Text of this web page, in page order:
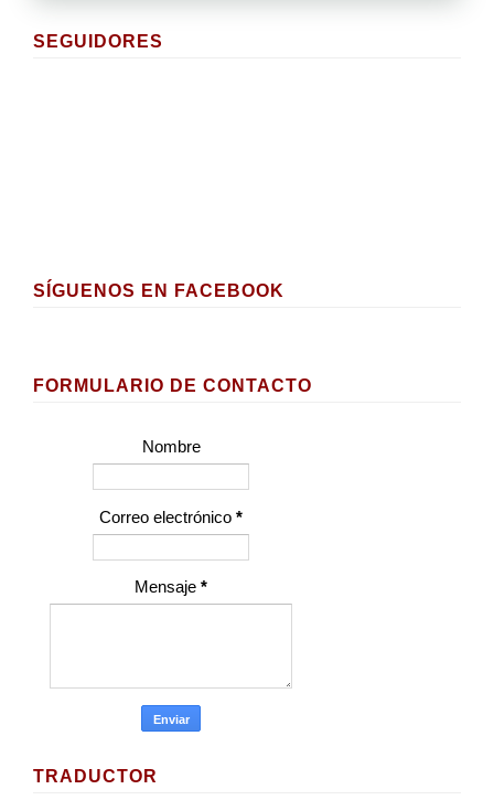
SEGUIDORES
SÍGUENOS EN FACEBOOK
FORMULARIO DE CONTACTO
Nombre
Correo electrónico *
Mensaje *
TRADUCTOR